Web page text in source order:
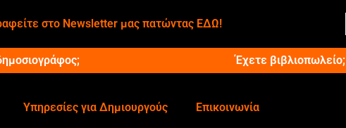
στο Newsletter μας πατώντας ΕΔΩ!
Έχετε βιβλιοπωλείο;
Υπηρεσίες για Δημιουργούς Επικοινωνία